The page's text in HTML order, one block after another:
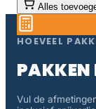
Alles
HOEVEEL
PAKKEN
Vul de